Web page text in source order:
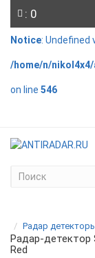
: 0
Notice: Undefined
/home/n/
on line 546
Радар
Радар-детектор
Red